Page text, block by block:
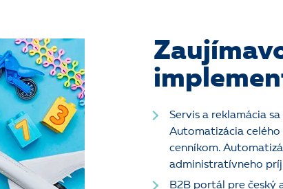
Servis a reklamácia
Automatizácia
cenníkom.
administratívneho
B2B portál pre český